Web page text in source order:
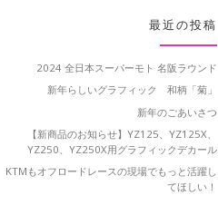
最近の投稿
2024 全日本スーパーモト 名阪ラウンド
新年らしいグラフィック 和柄「菊」
新年のごあいさつ
【新商品のお知らせ】YZ125、YZ125X、
YZ250、YZ250X用グラフィックデカール
KTMもオフロードレースの現場でもっと活躍し
てほしい！